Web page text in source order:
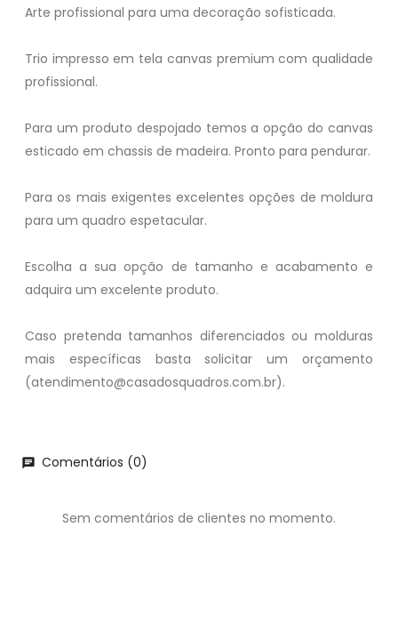
Arte profissional para uma decoração sofisticada.
Trio impresso em tela canvas premium com qualidade
profissional.
Para um produto despojado temos a opção do canvas
esticado em chassis de madeira. Pronto para pendurar.
Para os mais exigentes excelentes opções de moldura
para um quadro espetacular.
Escolha a sua opção de tamanho e acabamento e
adquira um excelente produto.
Caso pretenda tamanhos diferenciados ou molduras
mais específicas basta solicitar um orçamento
(atendimento@casadosquadros.com.br).
chat Comentários (0)
Sem comentários de clientes no momento.